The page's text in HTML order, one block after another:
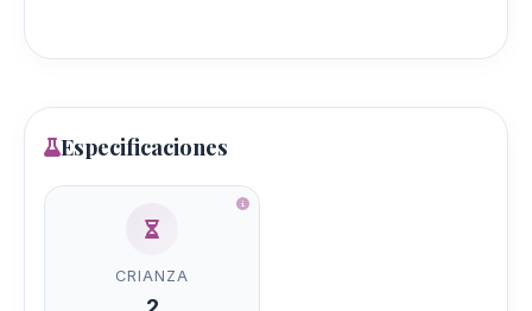
Especificaciones
CRIANZA